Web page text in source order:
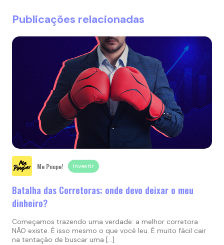
Publicações relacionadas
Me Poupe! Investir
Batalha das Corretoras: onde devo deixar o meu
dinheiro?
Começamos trazendo uma verdade: a melhor corretora
NÃO existe. É isso mesmo o que você leu. É muito fácil cair
na tentação de buscar uma […]